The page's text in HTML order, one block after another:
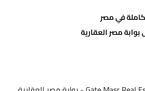
في مصر
مصر العقارية